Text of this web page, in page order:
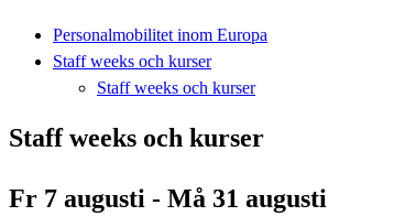
Personalmobilitet inom Europa
Staff weeks och kurser
Staff weeks och kurser
Staff weeks och kurser
Fr 7 augusti - Må 31 augusti